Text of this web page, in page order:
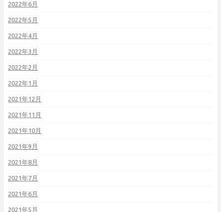
2022年6月
2022年5月
2022年4月
2022年3月
2022年2月
2022年1月
2021年12月
2021年11月
2021年10月
2021年9月
2021年8月
2021年7月
2021年6月
2021年5月